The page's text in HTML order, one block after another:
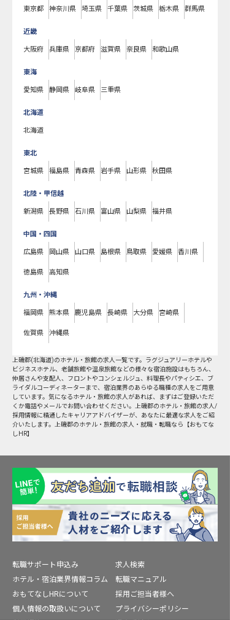
東京都 神奈川県 埼玉県 千葉県 茨城県 栃木県 群馬県
近畿
大阪府 兵庫県 京都府 滋賀県 奈良県 和歌山県
東海
愛知県 静岡県 岐阜県 三重県
北海道
北海道
東北
宮城県 福島県 青森県 岩手県 山形県 秋田県
北陸・甲信越
新潟県 長野県 石川県 富山県 山梨県 福井県
中国・四国
広島県 岡山県 山口県 島根県 鳥取県 愛媛県 香川県
徳島県 高知県
九州・沖縄
福岡県 熊本県 鹿児島県 長崎県 大分県 宮崎県
佐賀県 沖縄県
上磯郡(北海道)のホテル・旅館の求人一覧です。ラグジュアリーホテルや
ビジネスホテル、老舗旅館や温泉旅館などの様々な宿泊施設はもちろん、
仲居さんや支配人、フロントやコンシェルジュ、料理長やパティシエ、ブ
ライダルコーディネーターまで、宿泊業界のあらゆる職種の求人をご用意
しています。気になるホテル・旅館の求人があれば、まずはご登録いただ
くか電話やメールでお問い合わせください。上磯郡のホテル・旅館の求人/
採用情報に精通したキャリアアドバイザーが、あなたに最適な求人をご紹
介いたします。上磯郡のホテル・旅館の求人・就職・転職なら【おもてな
しHR】
転職サポート申込み
求人検索
ホテル・宿泊業界情報コラム
転職マニュアル
おもてなしHRについて
採用ご担当者様へ
個人情報の取扱いについて
プライバシーポリシー